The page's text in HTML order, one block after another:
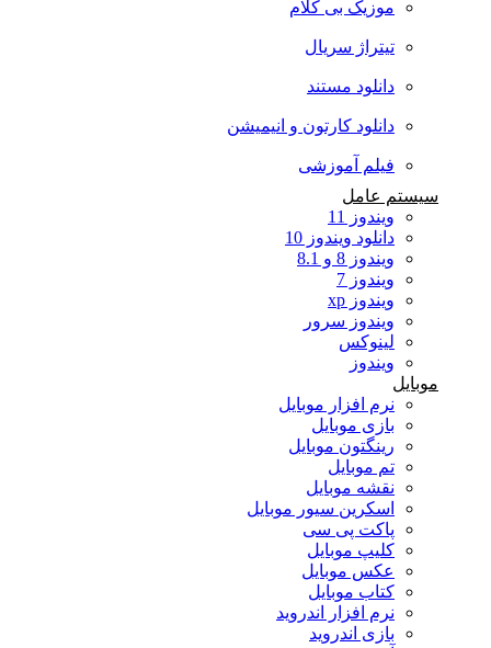
موزیک بی کلام
تیتراژ سریال
دانلود مستند
دانلود کارتون و انیمیشن
فیلم آموزشی
سیستم عامل
ویندوز 11
دانلود ویندوز 10
ویندوز 8 و 8.1
ویندوز 7
ویندوز xp
ویندوز سرور
لینوکس
ویندوز
موبایل
نرم افزار موبایل
بازی موبایل
رینگتون موبایل
تم موبایل
نقشه موبایل
اسکرین سیور موبایل
پاکت پی سی
کلیپ موبایل
عکس موبایل
کتاب موبایل
نرم افزار اندروید
بازی اندروید